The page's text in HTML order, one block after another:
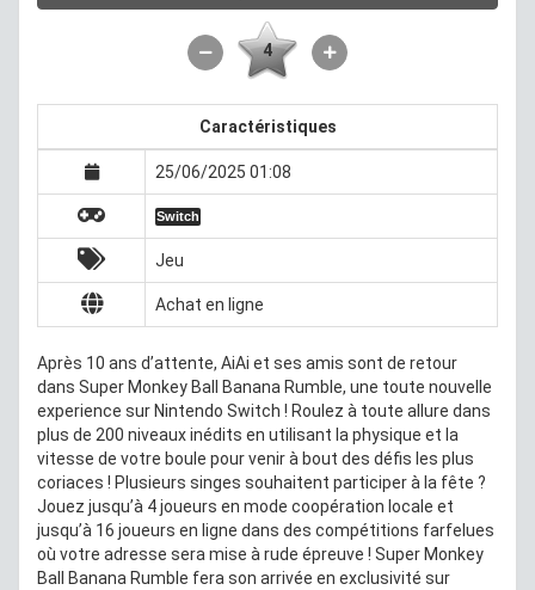
4
Caractéristiques
25/06/2025 01:08
Switch
Jeu
Achat en ligne
Après 10 ans d’attente, AiAi et ses amis sont de retour
dans Super Monkey Ball Banana Rumble, une toute nouvelle
experience sur Nintendo Switch ! Roulez à toute allure dans
plus de 200 niveaux inédits en utilisant la physique et la
vitesse de votre boule pour venir à bout des défis les plus
coriaces ! Plusieurs singes souhaitent participer à la fête ?
Jouez jusqu’à 4 joueurs en mode coopération locale et
jusqu’à 16 joueurs en ligne dans des compétitions farfelues
où votre adresse sera mise à rude épreuve ! Super Monkey
Ball Banana Rumble fera son arrivée en exclusivité sur